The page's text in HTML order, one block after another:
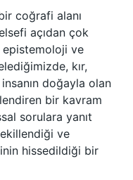
coğrafi alanı
açıdan çok
epistemoloji ve
kır,
doğayla olan
bir kavram
sorulara yanıt
ve
hissedildiği bir